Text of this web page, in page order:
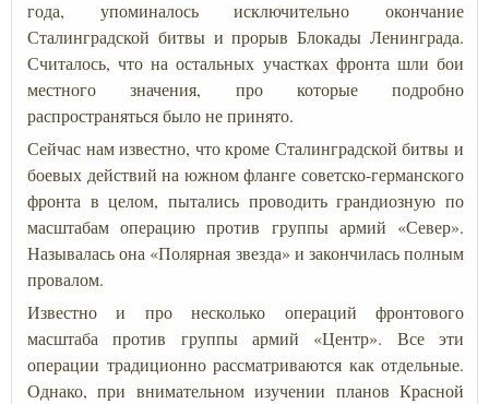
года, упоминалось исключительно окончание
Сталинградской битвы и прорыв Блокады Ленинграда.
Считалось, что на остальных участках фронта шли бои
местного значения, про которые подробно
распространяться было не принято.
Сейчас нам известно, что кроме Сталинградской битвы и
боевых действий на южном фланге советско-германского
фронта в целом, пытались проводить грандиозную по
масштабам операцию против группы армий «Север».
Называлась она «Полярная звезда» и закончилась полным
провалом.
Известно и про несколько операций фронтового
масштаба против группы армий «Центр». Все эти
операции традиционно рассматриваются как отдельные.
Однако, при внимательном изучении планов Красной